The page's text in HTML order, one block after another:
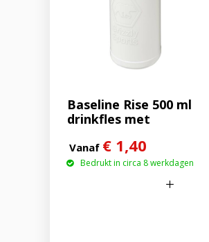
Baseline Rise 500 ml
drinkfles met
Vanaf € 1,40
Bedrukt in circa 8 werkdagen